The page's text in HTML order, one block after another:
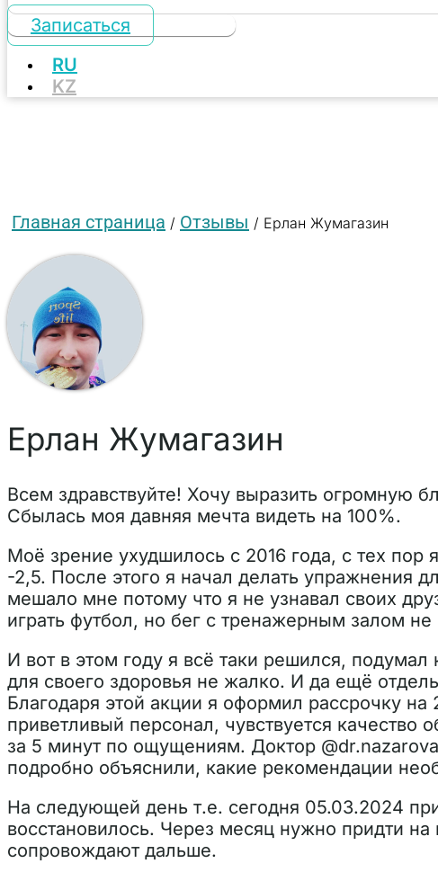
Записаться
RU
KZ
Главная страница / Отзывы / Ерлан Жумагазин
Ерлан Жумагазин
Всем здравствуйте! Хочу выразить огромную
Сбылась моя давняя мечта видеть на 100%.
Моё зрение ухудшилось с 2016 года, с тех
-2,5. После этого я начал делать упражнения
мешало мне потому что я не узнавал своих
играть футбол, но бег с тренажерным залом
И вот в этом году я всё таки решился, подумал
для своего здоровья не жалко. И да ещё
Благодаря этой акции я оформил рассрочку
приветливый персонал, чувствуется
за 5 минут по ощущениям. Доктор
подробно объяснили, какие рекомендации
На следующей день т.е. сегодня 05.03.2024
восстановилось. Через месяц нужно придти
сопровождают дальше.